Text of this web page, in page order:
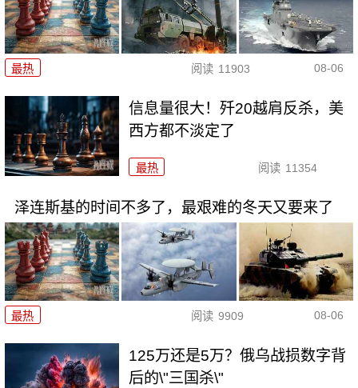
最热 阅读 11903 08-06
信息量很大！歼20越肩反杀，美
西方都不淡定了
最热 阅读 11354
泽连斯基的时间不多了，最艰难的冬天又要来了
最热 阅读 9909 08-06
125万还是5万？俄乌战损数字背
后的\"三国杀\"